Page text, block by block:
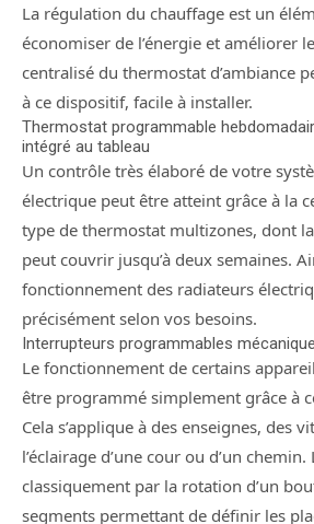
La régulation du chauffage est un
économiser de l’énergie et améliorer
centralisé du thermostat d’ambiance
à ce dispositif, facile à installer.
Thermostat programmable
intégré au tableau
Un contrôle très élaboré de votre
électrique peut être atteint grâce à la
type de thermostat multizones, dont
peut couvrir jusqu’à deux semaines.
fonctionnement des radiateurs
précisément selon vos besoins.
Interrupteurs programmables
Le fonctionnement de certains
être programmé simplement grâce à
Cela s’applique à des enseignes, des
l’éclairage d’une cour ou d’un chemin.
classiquement par la rotation d’un
segments permettant de définir les